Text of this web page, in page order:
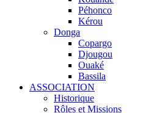
Péhonco
Kérou
Donga
Copargo
Djougou
Ouaké
Bassila
ASSOCIATION
Historique
Rôles et Missions